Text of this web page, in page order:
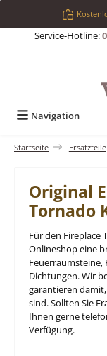
Zum Hauptinhalt
Service-Hotline:
Navigation
Startseite Ersatzteile
Original
Tornado
Für den Fireplace
Onlineshop eine
Feuerraumsteine,
Dichtungen. Wir
garantieren damit,
sind. Sollten Sie
Ihnen gerne
Verfügung.